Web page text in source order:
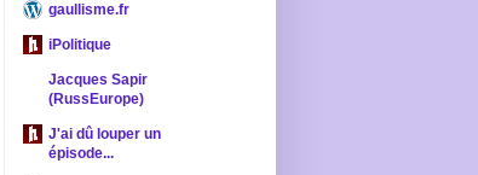
gaullisme.fr
iPolitique
Jacques Sapir
(RussEurope)
J'ai dû louper un
épisode...